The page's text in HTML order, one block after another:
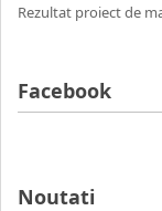
Rezultat proiect de
Facebook
Noutati